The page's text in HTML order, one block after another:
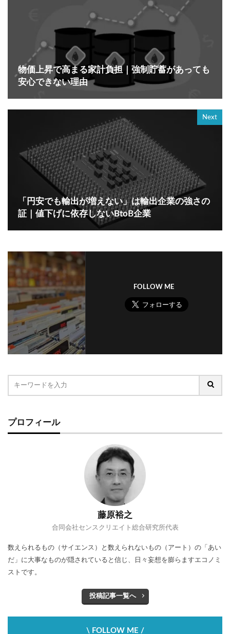
物価上昇で高まる家計負担｜強制貯蓄があっても
安心できない理由
Next
「円安でも輸出が増えない」は輸出企業の強さの
証｜値下げに依存しないBtoB企業
FOLLOW ME
プロフィール
藤原裕之
合同会社センスクリエイト総合研究所代表
数えられるもの（サイエンス）と数えられないもの（アート）の「あい
だ」に大事なものが隠されていると信じ、日々妄想を膨らますエコノミ
ストです。
投稿記事一覧へ
\ FOLLOW ME /